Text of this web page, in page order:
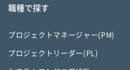
職種で探す
プロジェクトマネージャー(PM)
プロジェクトリーダー(PL)